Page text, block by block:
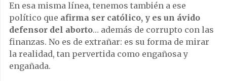
En esa misma línea, tenemos también a ese
político que afirma ser católico, y es un ávido
defensor del aborto… además de corrupto con las
finanzas. No es de extrañar: es su forma de mirar
la realidad, tan pervertida como engañosa y
engañada.